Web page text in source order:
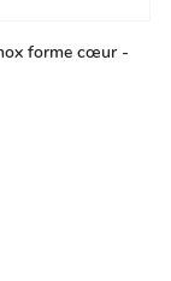
forme cœur -